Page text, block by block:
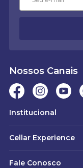
Nossos Canais
Institucional
Cellar Experience
Fale Conosco